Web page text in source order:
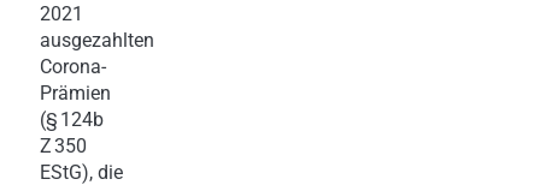
2021
ausgezahlten
Corona-
Prämien
(§ 124b
Z 350
EStG), die